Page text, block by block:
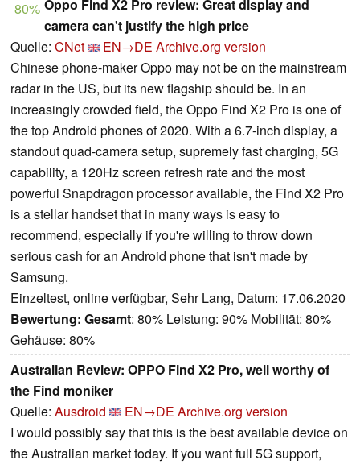
80% Oppo Find X2 Pro review: Great display and
camera can't justify the high price
Quelle: CNet EN→DE Archive.org version
Chinese phone-maker Oppo may not be on the mainstream
radar in the US, but its new flagship should be. In an
increasingly crowded field, the Oppo Find X2 Pro is one of
the top Android phones of 2020. With a 6.7-inch display, a
standout quad-camera setup, supremely fast charging, 5G
capability, a 120Hz screen refresh rate and the most
powerful Snapdragon processor available, the Find X2 Pro
is a stellar handset that in many ways is easy to
recommend, especially if you're willing to throw down
serious cash for an Android phone that isn't made by
Samsung.
Einzeltest, online verfügbar, Sehr Lang, Datum: 17.06.2020
Bewertung: Gesamt: 80% Leistung: 90% Mobilität: 80%
Gehäuse: 80%
Australian Review: OPPO Find X2 Pro, well worthy of
the Find moniker
Quelle: Ausdroid EN→DE Archive.org version
I would possibly say that this is the best available device on
the Australian market today. If you want full 5G support,